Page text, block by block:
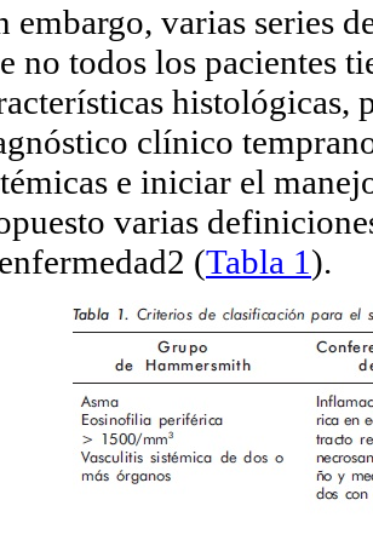
embargo, varias series
no todos los pacientes
clínico
e iniciar el
varias
(Tabla 1 ).